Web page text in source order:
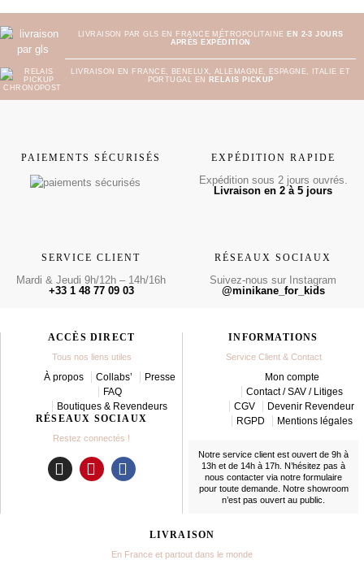
LIVRAISON PAR GLS EN FRANCE MÉTROPOLITAINE EN 2-3 JOURS
APRÈS EXPÉDITION
LIVRAISON EN FRANCE, BENELUX, ALLEMAGNE, ESPAGNE, ITALIE ET
PORTUGAL EN
RELAIS PICKUP
PAIEMENTS SÉCURISÉS EXPÉDITION RAPIDE
Expédition sous 2 jours ouvrés.
Livraison en 2 à 5 jours
SERVICE CLIENT
Mardi & Jeudi 9h/12h – 14h/16h
+33 1 48 77 09 03
RÉSEAUX SOCIAUX
Suivez-nous sur Instagram
@minikane_for_kids
ACCÈS DIRECT
Tous nos liens utiles
À propos Collabs’
Presse
FAQ
Boutiques & Revendeurs
RÉSEAUX SOCIAUX
Restez connectés !
I
P
F
b
o
INFORMATIONS
Service Client & Contact
Mon compte
Contact / SAV / Litiges
CGV
Devenir Revendeur
RGPD
Mentions légales
Notre service client est ouvert de 9h à
13h et de 14h à 17h. N’hésitez pas à
nous contacter via notre formulaire
pour toute demande. Notre showroom
n’est pas ouvert au public.
LIVRAISON
En France et partout dans le monde